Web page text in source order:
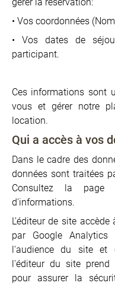
• Vos coordonnées
• Vos dates de
participant.
Ces informations sont
vous et gérer notre
location.
Qui a accès à vos
Dans le cadre des
données sont traitées
Consultez la
d'informations.
L'éditeur de site
par Google Analytics
l'audience du site et
l'éditeur du site prend
pour assurer la